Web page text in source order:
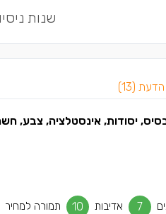
שנות
(13)
יסודות, אינסטלציה, צבע,
7 אדיבות 10 תמורה למחיר